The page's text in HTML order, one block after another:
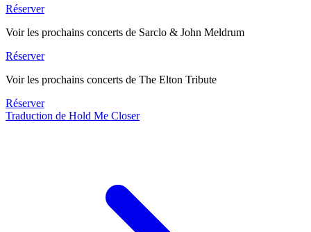
Réserver
Voir les prochains concerts de Sarclo & John Meldrum
Réserver
Voir les prochains concerts de The Elton Tribute
Réserver
Traduction de Hold Me Closer